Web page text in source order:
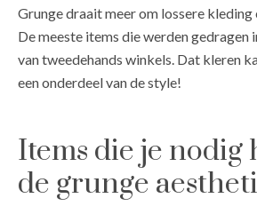
Grunge draait meer om lossere kleding
De meeste items die werden gedragen
van tweedehands winkels. Dat kleren
een onderdeel van de style!
Items die je nodig
de grunge